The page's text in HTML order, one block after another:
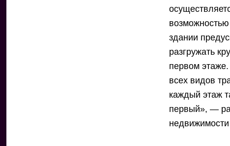
возможностью
здании
разгружать
первом этаже.
всех видов
каждый этаж
первый», —